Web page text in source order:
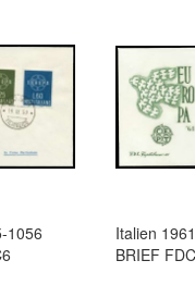
1056
Italien
BRIEF